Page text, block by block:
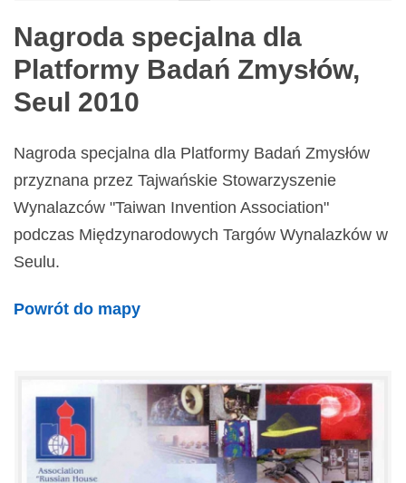
Nagroda specjalna dla
Platformy Badań Zmysłów,
Seul 2010
Nagroda specjalna dla Platformy Badań Zmysłów
przyznana przez Tajwańskie Stowarzyszenie
Wynalazców "Taiwan Invention Association"
podczas Międzynarodowych Targów Wynalazków w
Seulu.
Powrót do mapy